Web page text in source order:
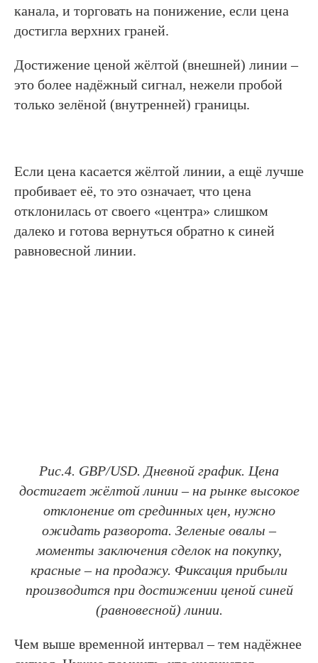
канала, и торговать на понижение, если цена
достигла верхних граней.
Достижение ценой жёлтой (внешней) линии –
это более надёжный сигнал, нежели пробой
только зелёной (внутренней) границы.
Если цена касается жёлтой линии, а ещё лучше
пробивает её, то это означает, что цена
отклонилась от своего «центра» слишком
далеко и готова вернуться обратно к синей
равновесной линии.
Рис.4. GBP/USD. Дневной график. Цена
достигает жёлтой линии – на рынке высокое
отклонение от срединных цен, нужно
ожидать разворота. Зеленые овалы –
моменты заключения сделок на покупку,
красные – на продажу. Фиксация прибыли
производится при достижении ценой синей
(равновесной) линии.
Чем выше временной интервал – тем надёжнее